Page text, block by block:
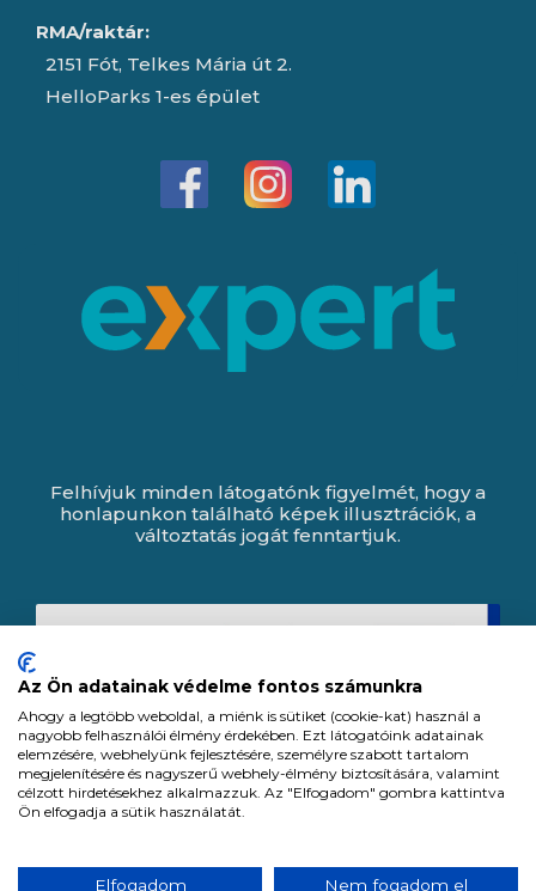
RMA/raktár:
2151 Fót, Telkes Mária út 2.
HelloParks 1-es épület
Felhívjuk minden látogatónk figyelmét, hogy a
honlapunkon található képek illusztrációk, a
változtatás jogát fenntartjuk.
Az Ön adatainak védelme fontos számunkra
Ahogy a legtöbb weboldal, a miénk is sütiket (cookie-kat) használ a
nagyobb felhasználói élmény érdekében. Ezt látogatóink adatainak
elemzésére, webhelyünk fejlesztésére, személyre szabott tartalom
megjelenítésére és nagyszerű webhely-élmény biztosítására, valamint
célzott hirdetésekhez alkalmazzuk. Az "Elfogadom" gombra kattintva
Ön elfogadja a sütik használatát.
Elfogadom Nem fogadom el